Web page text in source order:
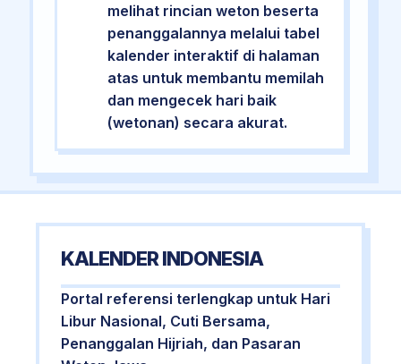
melihat rincian weton beserta
penanggalannya melalui tabel
kalender interaktif di halaman
atas untuk membantu memilah
dan mengecek hari baik
(wetonan) secara akurat.
KALENDER INDONESIA
Portal referensi terlengkap untuk Hari
Libur Nasional, Cuti Bersama,
Penanggalan Hijriah, dan Pasaran